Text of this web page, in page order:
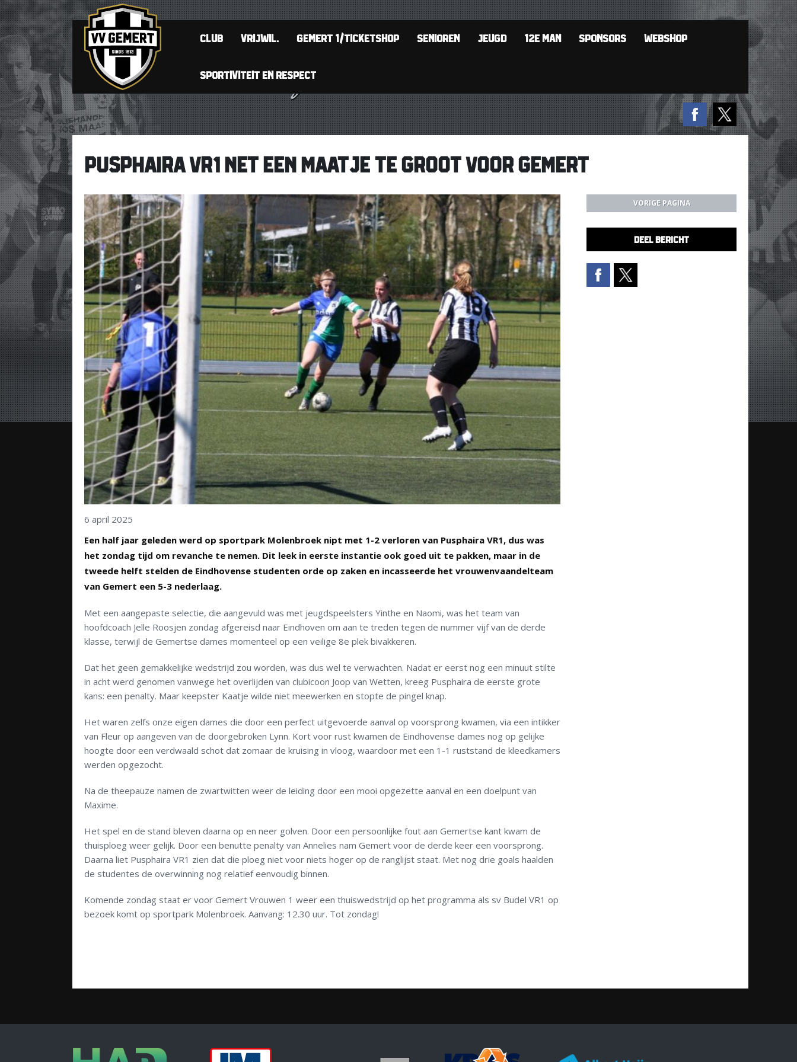
CLUB VRIJWIL. GEMERT 1/TICKETSHOP SENIOREN JEUGD 12E MAN SPONSORS WEBSHOP
SPORTIVITEIT EN RESPECT
PUSPHAIRA VR1 NET EEN MAATJE TE GROOT VOOR GEMERT
6 april 2025
Een half jaar geleden werd op sportpark Molenbroek nipt met 1-2 verloren van Pusphaira VR1, dus was
het zondag tijd om revanche te nemen. Dit leek in eerste instantie ook goed uit te pakken, maar in de
tweede helft stelden de Eindhovense studenten orde op zaken en incasseerde het vrouwenvaandelteam
van Gemert een 5-3 nederlaag.
Met een aangepaste selectie, die aangevuld was met jeugdspeelsters Yinthe en Naomi, was het team van
hoofdcoach Jelle Roosjen zondag afgereisd naar Eindhoven om aan te treden tegen de nummer vijf van de derde
klasse, terwijl de Gemertse dames momenteel op een veilige 8e plek bivakkeren.
Dat het geen gemakkelijke wedstrijd zou worden, was dus wel te verwachten. Nadat er eerst nog een minuut stilte
in acht werd genomen vanwege het overlijden van clubicoon Joop van Wetten, kreeg Pusphaira de eerste grote
kans: een penalty. Maar keepster Kaatje wilde niet meewerken en stopte de pingel knap.
Het waren zelfs onze eigen dames die door een perfect uitgevoerde aanval op voorsprong kwamen, via een intikker
van Fleur op aangeven van de doorgebroken Lynn. Kort voor rust kwamen de Eindhovense dames nog op gelijke
hoogte door een verdwaald schot dat zomaar de kruising in vloog, waardoor met een 1-1 ruststand de kleedkamers
werden opgezocht.
Na de theepauze namen de zwartwitten weer de leiding door een mooi opgezette aanval en een doelpunt van
Maxime.
Het spel en de stand bleven daarna op en neer golven. Door een persoonlijke fout aan Gemertse kant kwam de
thuisploeg weer gelijk. Door een benutte penalty van Annelies nam Gemert voor de derde keer een voorsprong.
Daarna liet Pusphaira VR1 zien dat die ploeg niet voor niets hoger op de ranglijst staat. Met nog drie goals haalden
de studentes de overwinning nog relatief eenvoudig binnen.
Komende zondag staat er voor Gemert Vrouwen 1 weer een thuiswedstrijd op het programma als sv Budel VR1 op
bezoek komt op sportpark Molenbroek. Aanvang: 12.30 uur. Tot zondag!
VORIGE PAGINA
DEEL BERICHT